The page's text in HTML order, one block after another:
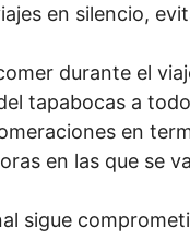
en silencio,
durante el
tapabocas a
en
en las que se
sigue